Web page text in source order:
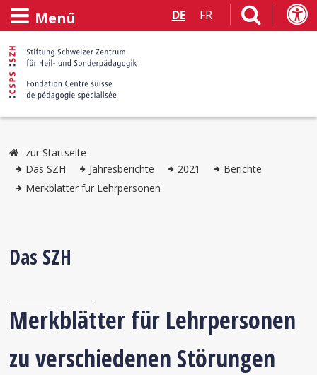
Menü DE FR
zur Startseite
Das SZH
Jahresberichte 2021
Berichte
Merkblätter für Lehrpersonen
Das SZH
Merkblätter für Lehrpersonen
zu verschiedenen Störungen